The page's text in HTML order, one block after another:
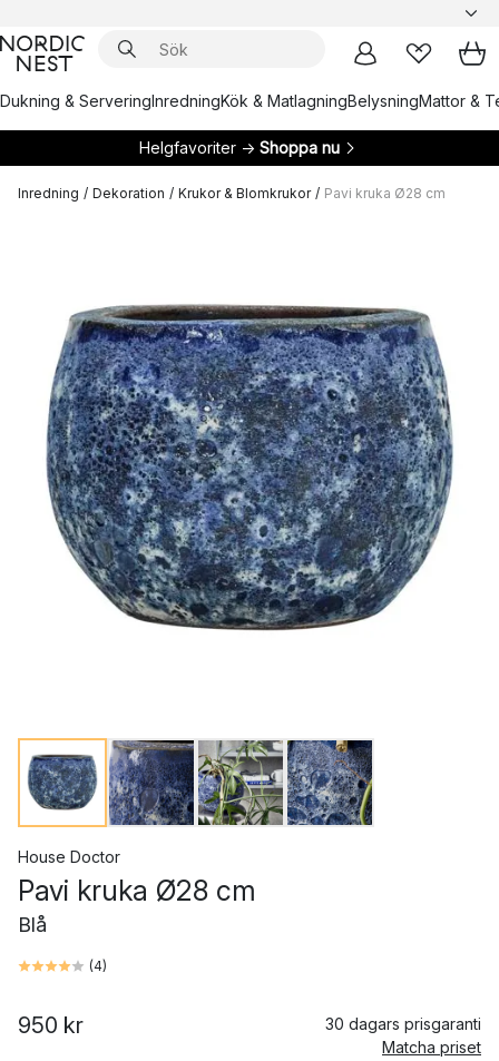
Dukning & ServeringInredningKök & MatlagningBelysningMattor &
Helgfavoriter → Shoppa nu
Inredning / Dekoration / Krukor & Blomkrukor / Pavi kruka Ø28 cm
House Doctor
Pavi kruka Ø28 cm
Blå
(4)
950 kr
30 dagars prisgaranti
Matcha priset